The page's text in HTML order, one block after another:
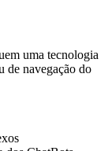
uma tecnologia
de navegação do